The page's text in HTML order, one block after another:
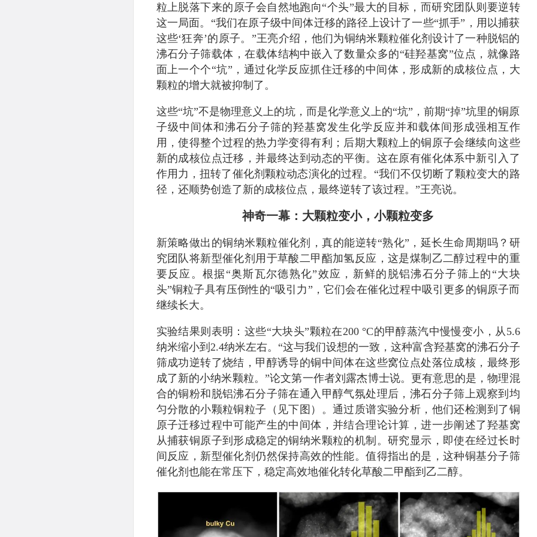
粒上脱落下来的原子会自然地跑向“个头”最大的目标，而研究团队则要逆转
这一局面。“我们在原子级中间体迁移的路径上设计了一些“抓手”，用以捕获
这些‘狂奔’的原子。”王亮介绍，他们为铜纳米颗粒催化剂设计了一种脱铝的
沸石分子筛载体，在载体结构中嵌入了数量众多的“硅羟基窝”位点，就像路
面上一个个“坑”，通过化学反应抓住迁移的中间体，形成新的成核位点，大
颗粒的增大就被抑制了。
这些“坑”不是物理意义上的坑，而是化学意义上的“坑”，前期“掉”坑里的铜原
子级中间体和沸石分子筛的羟基窝发生化学反应并和载体间形成强相互作
用，使得整个过程的热力学变得有利；后期大颗粒上的铜原子会继续向这些
新的成核位点迁移，并最终达到动态的平衡。这在原有催化体系中新引入了
作用力，扭转了催化剂颗粒动态演化的过程。“我们不仅切断了颗粒变大的路
径，还顺势创造了新的成核位点，最终逆转了该过程。”王亮说。
神奇一幕：大颗粒变小，小颗粒变多
新策略做出的铜纳米颗粒催化剂，真的能逆转“熟化”，延长生命周期吗？研
究团队将新型催化剂用于草酸二甲酯加氢反应，这是煤制乙二醇过程中的重
要反应。根据“奥斯瓦尔德熟化”效应，新鲜的脱铝沸石分子筛上的“大块
头”铜粒子具有压倒性的“吸引力”，它们会在催化过程中吸引更多的铜原子而
继续长大。
实验结果则表明：这些“大块头”颗粒在200 °C的甲醇蒸汽中慢慢变小，从5.6
纳米缩小到2.4纳米左右。“这与我们设想的一致，这种富含羟基窝的沸石分子
筛成功逆转了烧结，甲醇诱导的铜中间体在这些窝位点处落位成核，最终形
成了新的小纳米颗粒。”论文第一作者刘露杰博士说。更有意思的是，物理混
合的铜粉和脱铝沸石分子筛在通入甲醇气氛处理后，沸石分子筛上观察到均
匀分散的小颗粒铜粒子（见下图）。通过质谱实验分析，他们还检测到了铜
原子迁移过程中可能产生的中间体，并结合理论计算，进一步阐述了羟基窝
从捕获铜原子到形成稳定的铜纳米颗粒的机制。研究显示，即使在经过长时
间反应，新型催化剂仍然保持高效的性能。值得指出的是，这种铜基分子筛
催化剂也能在常压下，稳定高效地催化转化草酸二甲酯到乙二醇。